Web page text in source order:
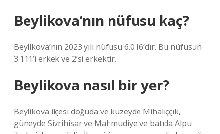
Beylikova’nın nüfusu kaç?
Beylikova’nın 2023 yılı nüfusu 6.016’dır. Bu nüfusun
3.111’i erkek ve 2’si erkektir.
Beylikova nasıl bir yer?
Beylikova ilçesi doğuda ve kuzeyde Mihalıççık,
güneyde Sivrihisar ve Mahmudiye ve batıda Alpu